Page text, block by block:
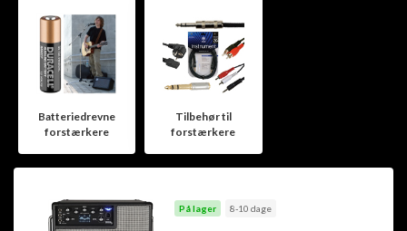
Batteriedrevne
forstærkere
Tilbehør til
forstærkere
På lager 8-10 dage